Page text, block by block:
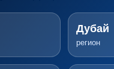
Дубай
регион